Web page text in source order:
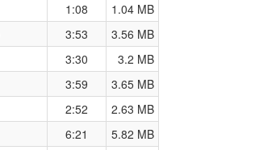
1:08
1.04 MB
3:53
3.56 MB
3:30
3.2 MB
3:59
3.65 MB
2:52
2.63 MB
6:21
5.82 MB